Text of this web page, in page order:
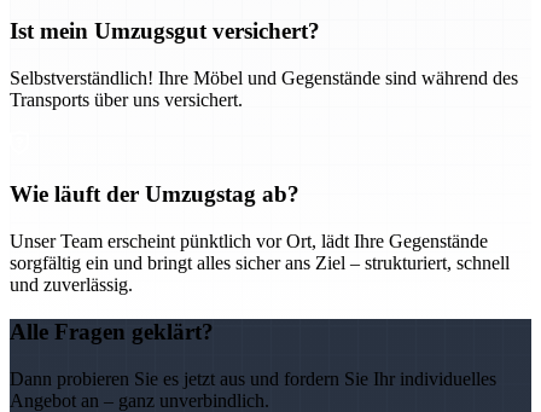
Ist mein Umzugsgut versichert?
Selbstverständlich! Ihre Möbel und Gegenstände sind während des
Transports über uns versichert.
Wie läuft der Umzugstag ab?
Unser Team erscheint pünktlich vor Ort, lädt Ihre Gegenstände
sorgfältig ein und bringt alles sicher ans Ziel – strukturiert, schnell
und zuverlässig.
Alle Fragen geklärt?
Dann probieren Sie es jetzt aus und fordern Sie Ihr individuelles
Angebot an – ganz unverbindlich.